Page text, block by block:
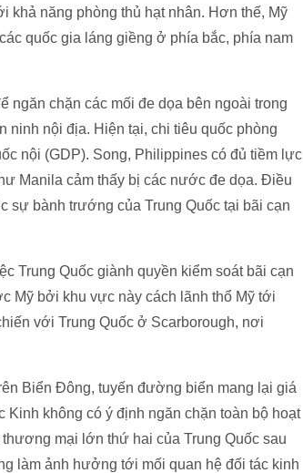
khả năng phòng thủ hạt nhân. Hơn thế, Mỹ
quốc gia láng giềng ở phía bắc, phía nam
ngăn chặn các mối đe dọa bên ngoài trong
ninh nội địa. Hiện tại, chi tiêu quốc phòng
nội (GDP). Song, Philippines có đủ tiềm lực
Manila cảm thấy bị các nước đe dọa. Điều
sự bành trướng của Trung Quốc tại bãi cạn
Trung Quốc giành quyền kiểm soát bãi cạn
Mỹ bởi khu vực này cách lãnh thổ Mỹ tới
với Trung Quốc ở Scarborough, nơi
Biển Đông, tuyến đường biển mang lại giá
không có ý định ngăn chặn toàn bộ hoạt
mại lớn thứ hai của Trung Quốc sau
làm ảnh hưởng tới mối quan hệ đối tác kinh